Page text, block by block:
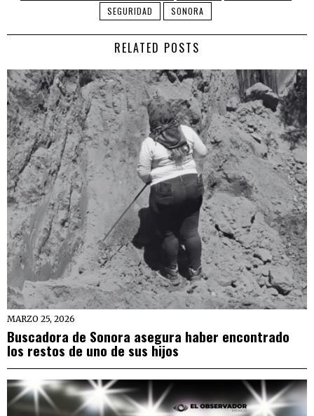
SEGURIDAD
SONORA
RELATED POSTS
MARZO 25, 2026
Buscadora de Sonora asegura haber encontrado
los restos de uno de sus hijos